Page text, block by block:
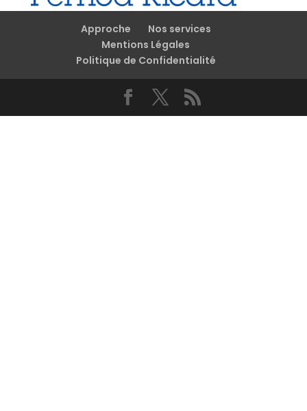
Approche
Nos services
Mentions Légales
Politique de Confidentialité